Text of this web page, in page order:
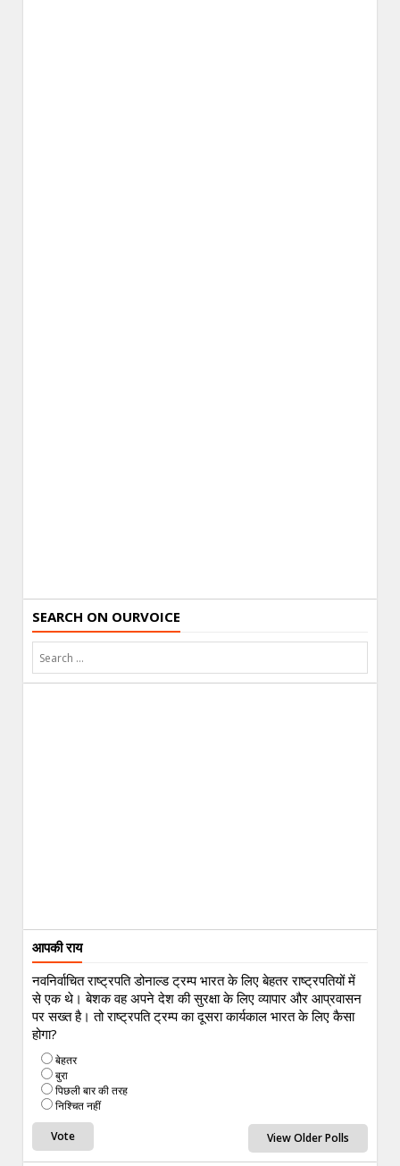
SEARCH ON OURVOICE
आपकी राय
नवनिर्वाचित राष्ट्रपति डोनाल्ड ट्रम्प भारत के लिए बेहतर राष्ट्रपतियों में
से एक थे। बेशक वह अपने देश की सुरक्षा के लिए व्यापार और आप्रवासन
पर सख्त है। तो राष्ट्रपति ट्रम्प का दूसरा कार्यकाल भारत के लिए कैसा
होगा?
बेहतर
बुरा
पिछली बार की तरह
निश्चित नहीं
View Older Polls